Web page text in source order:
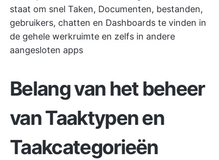
staat om snel Taken, Documenten, bestanden,
gebruikers, chatten en Dashboards te vinden in
de gehele werkruimte en zelfs in andere
aangesloten apps
Belang van het beheer
van Taaktypen en
Taakcategorieën